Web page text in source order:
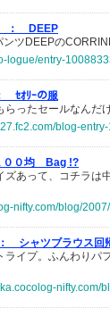
：
DEEP
ツDEEPの
logue/entry-
ｾｵﾘｰの服
らったセールなんだ
blog-entry-
００均 Bag !?
ズあって、コチラは
nifty.com/blog/
シャツブラウス回
ライプ。ふんわりパ
nifty.com/